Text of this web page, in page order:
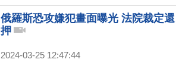
俄羅斯恐攻嫌犯畫面曝光 法院裁定還
押
2024-03-25 12:47:44